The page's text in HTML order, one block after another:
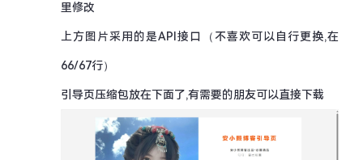
里修改
上方图片采用的是API接口（不喜欢可以自行更换,在
66/67行）
引导页压缩包放在下面了,有需要的朋友可以直接下载